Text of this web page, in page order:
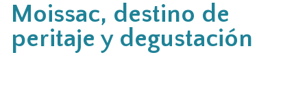
Moissac, destino de
peritaje y degustación